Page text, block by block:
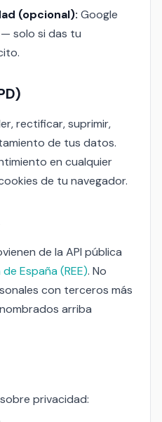
(opcional): Google
solo si das tu
rectificar, suprimir,
de tus datos.
en cualquier
de tu navegador.
de la API pública
España (REE). No
con terceros más
arriba
privacidad: